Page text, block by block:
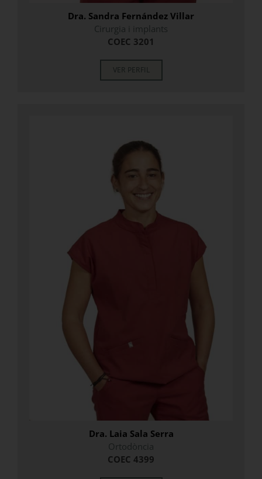
Dra. Sandra Fernández Villar
Cirurgia i implants
COEC 3201
VER PERFIL
Dra. Laia Sala Serra
Ortodòncia
COEC 4399